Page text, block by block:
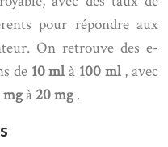
pour répondre aux
On retrouve des e-
de 10 ml à 100 ml , avec
à 20 mg .